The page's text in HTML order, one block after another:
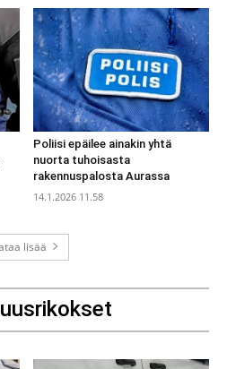
Poliisi epäilee ainakin yhtä
nuorta tuhoisasta
rakennuspalosta Aurassa
14.1.2026 11.58
lisää